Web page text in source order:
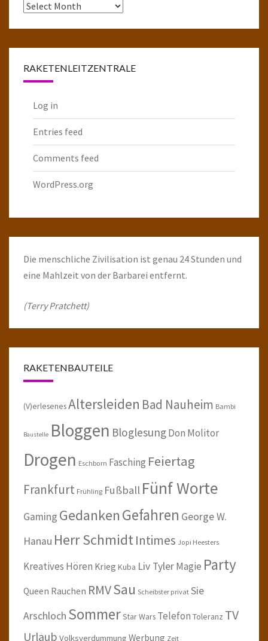
Das
RAKETENLEITZENTRALE
Log in
Entries feed
Comments feed
WordPress.org
Die menschliche Zivilisation ist genau 24 Stunden und
eine Mahlzeit von der Barbarei entfernt.
(Terry Pratchett)
RAKETENBAUTEILE
(V)erlesenesAltersleiden Bad Nauheim Bambi
Baustelle Bloggen BloglesungDon Molitor
Drogen Eschborn Fasching Feiertag
Frankfurt Frühling Fußball Fünf Worte
Gaming GedankenGefahren George W.
Hanau Herr SchmidtIntimes Jopi Heesters
Kreatives Hören Krieg Kuba Liv TylerMagie Party
Queen Rauchen RMVSau Scheibster privat Sie
Arschloch SommerStar Wars Telefon Toleranz TV
Urlaub Volksverdummung Werbung Zeit